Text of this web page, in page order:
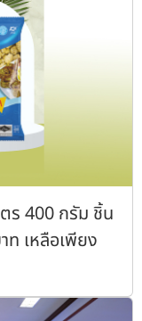
ร 400 กรัม ชิ้น
ท เหลือเพียง